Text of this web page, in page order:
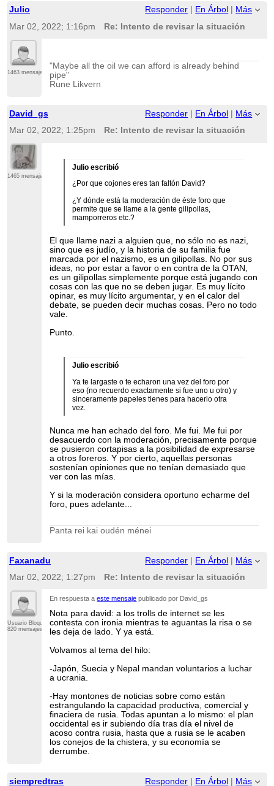
Julio Responder En Árbol
Más
Mar 02, 2022; 1:16pm
Re: Intento de revisar la situación
1463 mensajes
"Maybe all the oil we can afford is already behind
pipe"
Rune Likvern
David_gs Responder En Árbol
Más
Mar 02, 2022; 1:25pm
Re: Intento de revisar la situación
1465 mensajes
Julio escribió
¿Por que cojones eres tan faltón David?
¿Y dónde está la moderación de éste foro que
permite que se llame a la gente gilipollas,
mamporreros etc.?
El que llame nazi a alguien que, no sólo no es nazi,
sino que es judío, y la historia de su familia fue
marcada por el nazismo, es un gilipollas. No por sus
ideas, no por estar a favor o en contra de la OTAN,
es un gilipollas simplemente porque está jugando con
cosas con las que no se deben jugar. Es muy lícito
opinar, es muy lícito argumentar, y en el calor del
debate, se pueden decir muchas cosas. Pero no todo
vale.
Punto.
Julio escribió
Ya te largaste o te echaron una vez del foro por
eso (no recuerdo exactamente si fue uno u otro) y
sinceramente papeles tienes para hacerlo otra
vez.
Nunca me han echado del foro. Me fui. Me fui por
desacuerdo con la moderación, precisamente porque
se pusieron cortapisas a la posibilidad de expresarse
a otros foreros. Y por cierto, aquellas personas
sostenían opiniones que no tenían demasiado que
ver con las mías.
Y si la moderación considera oportuno echarme del
foro, pues adelante...
Panta rei kai oudén ménei
Faxanadu Responder En Árbol
Más
Mar 02, 2022; 1:27pm
Re: Intento de revisar la situación
Usuario Bloqueado
820 mensajes
En respuesta aeste mensaje publicado por David_gs
Nota para david: a los trolls de internet se les
contesta con ironia mientras te aguantas la risa o se
les deja de lado. Y ya está.
Volvamos al tema del hilo:
-Japón, Suecia y Nepal mandan voluntarios a luchar
a ucrania.
-Hay montones de noticias sobre como están
estrangulando la capacidad productiva, comercial y
finaciera de rusia. Todas apuntan a lo mismo: el plan
occidental es ir subiendo día tras día el nivel de
acoso contra rusia, hasta que a rusia se le acaben
los conejos de la chistera, y su economía se
derrumbe.
siempredtras Responder | En Árbol | Más